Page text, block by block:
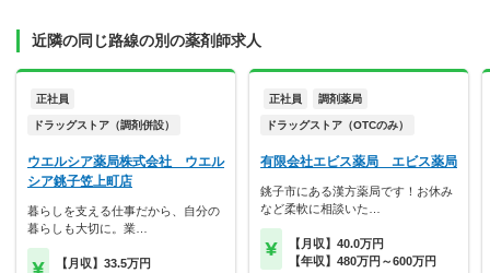
近隣の同じ路線の別の薬剤師求人
正社員
ドラッグストア（調剤併設）
ウエルシア薬局株式会社 ウエル
シア銚子笠上町店
暮らしを支える仕事だから、自分の
暮らしも大切に。業…
【月収】33.5万円
正社員 調剤薬局
ドラッグストア（OTCのみ）
有限会社エビス薬局 エビス薬局
銚子市にある漢方薬局です！お休み
など柔軟に相談いた…
【月収】40.0万円
【年収】480万円～600万円